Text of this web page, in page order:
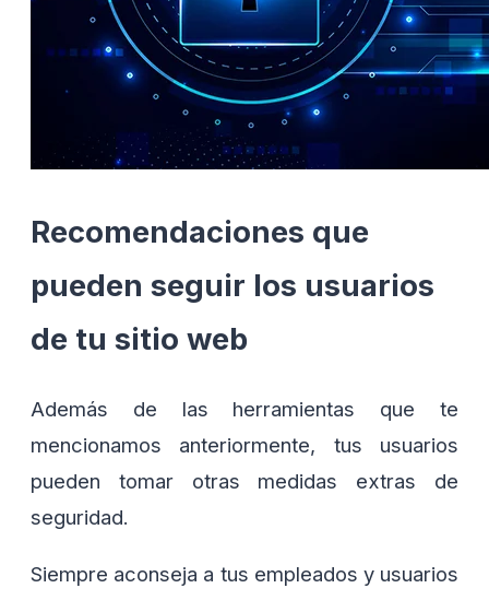
Recomendaciones que
pueden seguir los usuarios
de tu sitio web
Además de las herramientas que te
mencionamos anteriormente, tus usuarios
pueden tomar otras medidas extras de
seguridad.
Siempre aconseja a tus empleados y usuarios